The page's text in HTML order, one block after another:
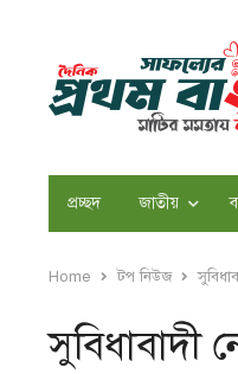
প্রচ্ছদ জাতীয়
Home টপ নিউজ
সুবিধাবাদী